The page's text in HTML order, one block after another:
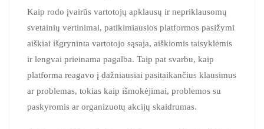
Kaip rodo įvairūs vartotojų apklausų ir nepriklausomų
svetainių vertinimai, patikimiausios platformos pasižymi
aiškiai išgryninta vartotojo sąsaja, aiškiomis taisyklėmis
ir lengvai prieinama pagalba. Taip pat svarbu, kaip
platforma reagavo į dažniausiai pasitaikančius klausimus
ar problemas, tokias kaip išmokėjimai, problemos su
paskyromis ar organizuotų akcijų skaidrumas.